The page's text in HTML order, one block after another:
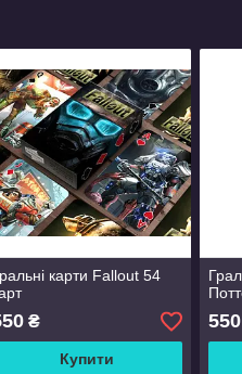
карти Fallout 54
₴
Купити
550